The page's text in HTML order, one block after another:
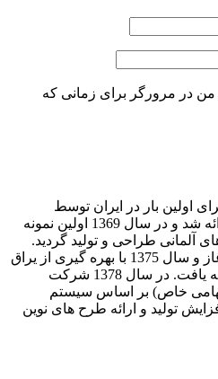
من در مرورگر برای زمانی که
اولین بار در ایران توسط
مدیریت شرکت کم جا چوب ارائه شد و در سال 1369 اولین نمونه
آلمانی طراحی و تولید گردید.
تولید تخت تاشو از سال 1374 آغاز و سال 1375 با بهره گیری از یراق
آلات و جک های تولید داخل ادامه یافت. در سال 1378 شرکت
خاص) بر اساس سیستم
تولید و ارائه طرح های نوین